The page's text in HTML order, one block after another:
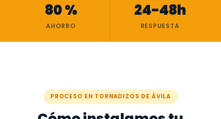
80 %
AHORRO
24-48h
RESPUESTA
PROCESO EN TORNADIZOS DE ÁVILA